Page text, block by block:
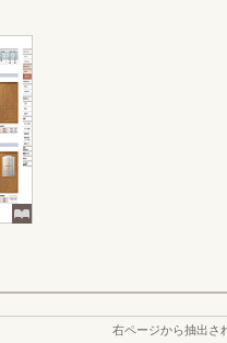
右ページから抽出さ